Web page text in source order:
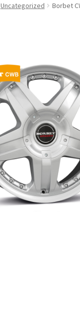
Uncategorized Borbet